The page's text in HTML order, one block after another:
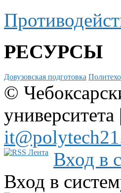
РЕСУРСЫ
Довузовская подготовка
©
Вход в
Вход в